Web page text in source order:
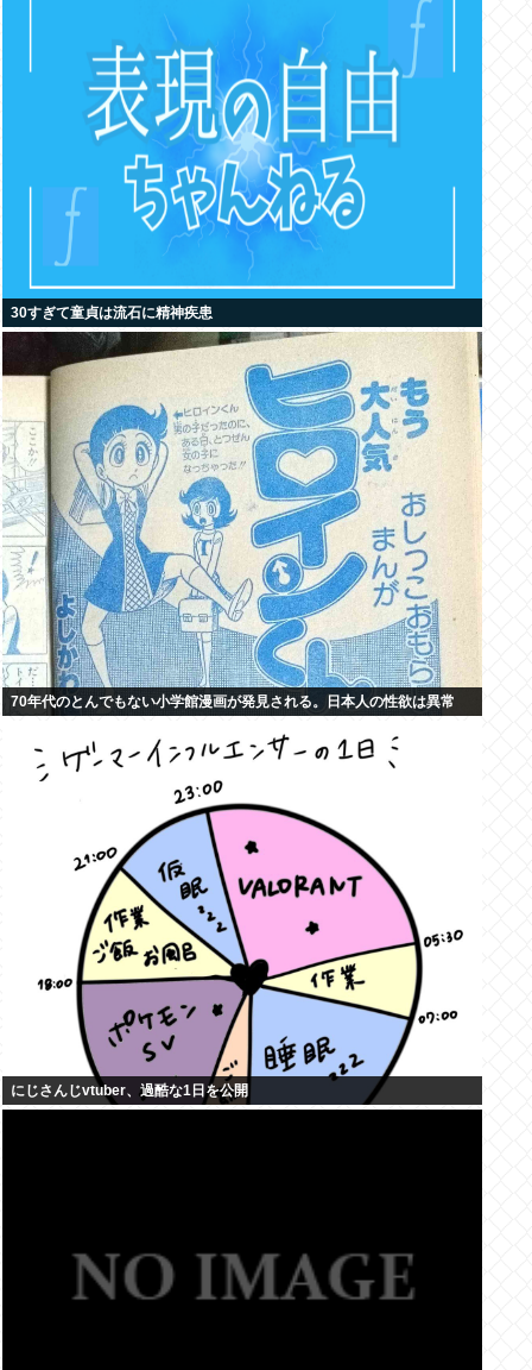
30すぎて童貞は流石に精神疾患
70年代のとんでもない小学館漫画が発見される。日本人の性欲は異常
にじさんじvtuber、過酷な1日を公開